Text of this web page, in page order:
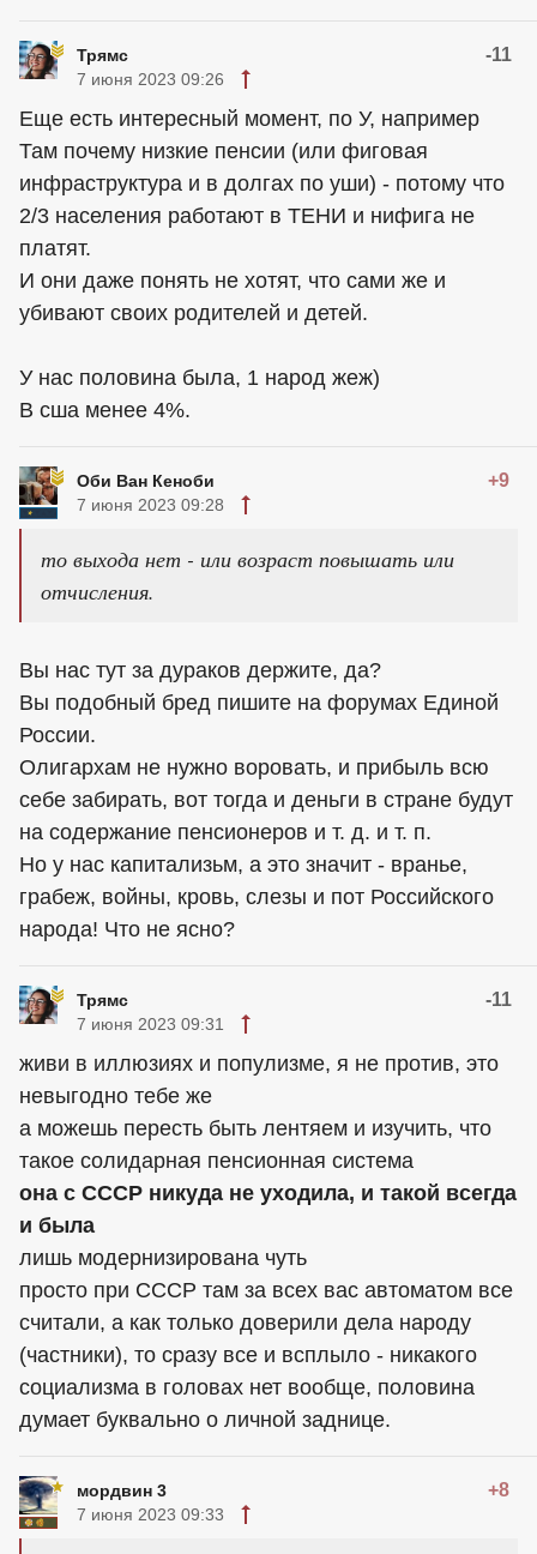
Трямс -11
7 июня 2023 09:26
Еще есть интересный момент, по У, например
Там почему низкие пенсии (или фиговая
инфраструктура и в долгах по уши) - потому что
2/3 населения работают в ТЕНИ и нифига не
платят.
И они даже понять не хотят, что сами же и
убивают своих родителей и детей.
У нас половина была, 1 народ жеж)
В сша менее 4%.
Оби Ван Кеноби +9
7 июня 2023 09:28
то выхода нет - или возраст повышать или
отчисления.
Вы нас тут за дураков держите, да?
Вы подобный бред пишите на форумах Единой
России.
Олигархам не нужно воровать, и прибыль всю
себе забирать, вот тогда и деньги в стране будут
на содержание пенсионеров и т. д. и т. п.
Но у нас капитализьм, а это значит - вранье,
грабеж, войны, кровь, слезы и пот Российского
народа! Что не ясно?
Трямс -11
7 июня 2023 09:31
живи в иллюзиях и популизме, я не против, это
невыгодно тебе же
а можешь пересть быть лентяем и изучить, что
такое солидарная пенсионная система
она с СССР никуда не уходила, и такой всегда
и была
лишь модернизирована чуть
просто при СССР там за всех вас автоматом все
считали, а как только доверили дела народу
(частники), то сразу все и всплыло - никакого
социализма в головах нет вообще, половина
думает буквально о личной заднице.
мордвин 3 +8
7 июня 2023 09:33